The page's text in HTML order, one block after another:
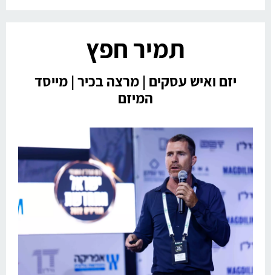
תמיר חפץ
יזם ואיש עסקים | מרצה בכיר | מייסד
המיזם